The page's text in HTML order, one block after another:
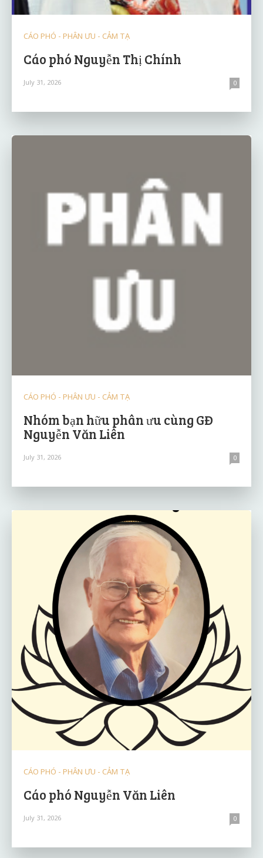
CÁO PHÓ - PHÂN ƯU - CẢM TẠ
Cáo phó Nguyễn Thị Chính
July 31, 2026 0
CÁO PHÓ - PHÂN ƯU - CẢM TẠ
Nhóm bạn hữu phân ưu cùng GĐ
Nguyễn Văn Liên
July 31, 2026 0
CÁO PHÓ - PHÂN ƯU - CẢM TẠ
Cáo phó Nguyễn Văn Liên
July 31, 2026 0